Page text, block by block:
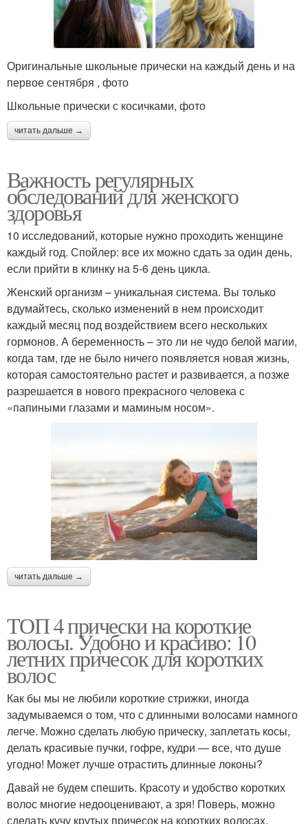
Оригинальные школьные прически на каждый день и на
первое сентября , фото
Школьные прически с косичками, фото
читать дальше →
Важность регулярных
обследований для женского
здоровья
10 исследований, которые нужно проходить женщине
каждый год. Спойлер: все их можно сдать за один день,
если прийти в клинку на 5-6 день цикла.
Женский организм – уникальная система. Вы только
вдумайтесь, сколько изменений в нем происходит
каждый месяц под воздействием всего нескольких
гормонов. А беременность – это ли не чудо белой магии,
когда там, где не было ничего появляется новая жизнь,
которая самостоятельно растет и развивается, а позже
разрешается в нового прекрасного человека с
«папиными глазами и маминым носом».
читать дальше →
ТОП 4 прически на короткие
волосы. Удобно и красиво: 10
летних причесок для коротких
волос
Как бы мы не любили короткие стрижки, иногда
задумываемся о том, что с длинными волосами намного
легче. Можно сделать любую прическу, заплетать косы,
делать красивые пучки, гофре, кудри — все, что душе
угодно! Может лучше отрастить длинные локоны?
Давай не будем спешить. Красоту и удобство коротких
волос многие недооценивают, а зря! Поверь, можно
сделать кучу крутых причесок на коротких волосах,